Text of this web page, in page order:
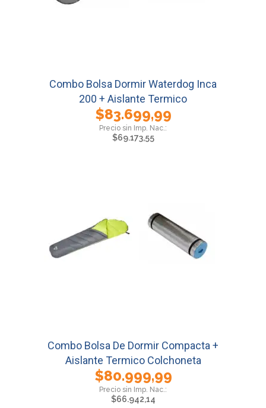
Combo Bolsa Dormir Waterdog Inca
200 + Aislante Termico
$83.699,99
$69.173,55
Combo Bolsa De Dormir Compacta +
Aislante Termico Colchoneta
$80.999,99
$66.942,14